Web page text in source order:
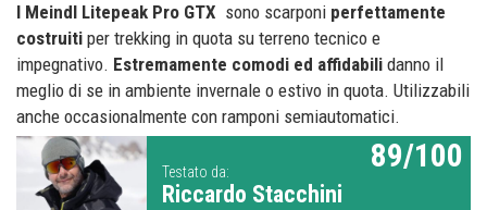
I Meindl Litepeak Pro GTX sono scarponi perfettamente
costruiti per trekking in quota su terreno tecnico e
impegnativo. Estremamente comodi ed affidabili danno il
meglio di se in ambiente invernale o estivo in quota. Utilizzabili
anche occasionalmente con ramponi semiautomatici.
Testato da:
Riccardo Stacchini
89/100